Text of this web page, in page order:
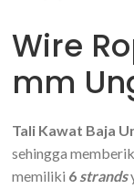
Wire
mm
Tali Kawat Baja
sehingga
memiliki 6 strands